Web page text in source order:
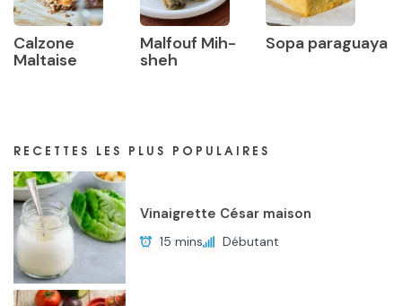
Calzone
Maltaise
Malfouf Mih-
sheh
Sopa paraguaya
RECETTES LES PLUS POPULAIRES
Vinaigrette César maison
15 mins Débutant